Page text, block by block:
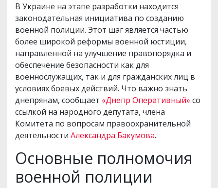
В Украине на этапе разработки находится
законодательная инициатива по созданию
военной полиции. Этот шаг является частью
более широкой реформы военной юстиции,
направленной на улучшение правопорядка и
обеспечение безопасности как для
военнослужащих, так и для гражданских лиц в
условиях боевых действий. Что важно знать
днепрянам, сообщает «Днепр Оперативный» со
ссылкой на народного депутата, члена
Комитета по вопросам правоохранительной
деятельности Александра Бакумова.
Основные полномочия
военной полиции